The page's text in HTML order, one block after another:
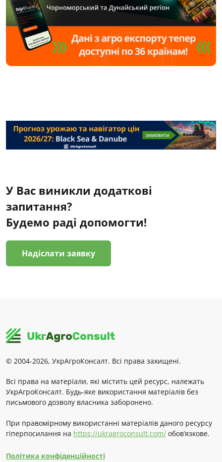
У Вас виникли додаткові
запитання?
Будемо раді допомогти!
Надіслати заявку
© 2004-2026, УкрАгроКонсалт. Всі права захищені.
Всі права на матеріали, які містить цей ресурс, належать
УкрАгроКонсалт. Будь-яке використання матеріалів без
письмового дозволу власника заборонено.
При правомірному використанні матеріалів даного ресурсу
гіперпосилання на https://ukragroconsult.com/ обов’язкове.
Політика конфіденційності